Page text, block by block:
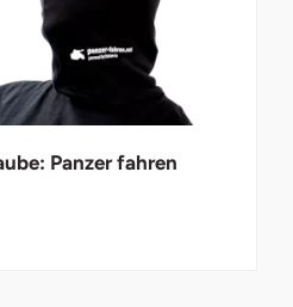
Panzer fahren